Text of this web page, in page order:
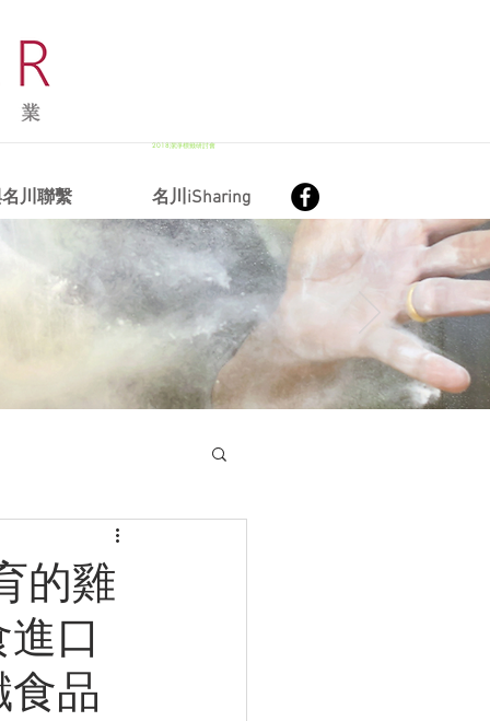
2018潔淨標籤研討會
川聯繫 名川iSharing
2019台北食品展
的雞
口
品